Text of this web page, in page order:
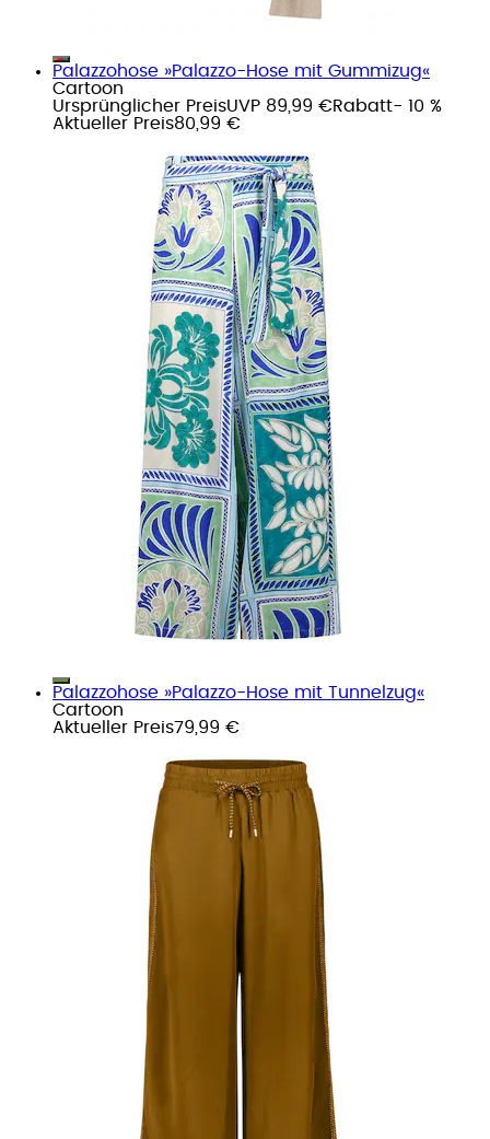
Palazzohose »Palazzo-Hose mit Gummizug«
Cartoon
Ursprünglicher PreisUVP 89,99 €Rabatt- 10 %
Aktueller Preis80,99 €
Palazzohose »Palazzo-Hose mit Tunnelzug«
Cartoon
Aktueller Preis79,99 €